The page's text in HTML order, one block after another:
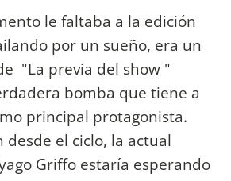
le faltaba a la edición
por un sueño, era un
"La previa del show "
bomba que tiene a
principal protagonista.
desde el ciclo, la actual
Griffo estaría esperando